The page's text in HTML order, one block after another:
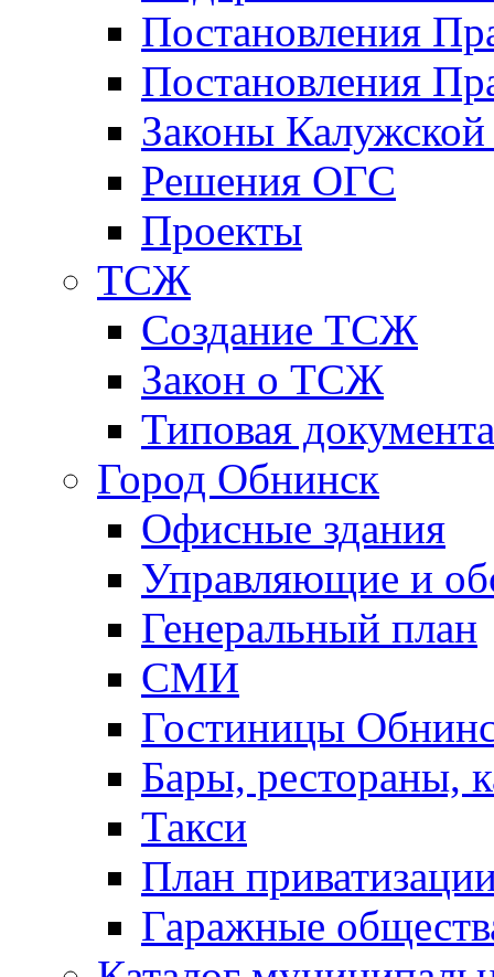
Постановления
Постановления
Законы Калужской
Решения ОГС
Проекты
ТСЖ
Создание ТСЖ
Закон о ТСЖ
Типовая
Город Обнинск
Офисные здания
Управляющие и
Генеральный план
СМИ
Гостиницы
Бары, рестораны,
Такси
План
Гаражные